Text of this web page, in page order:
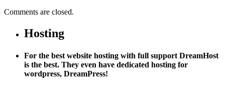
Comments are closed.
Hosting
For the best website hosting with full support DreamHost
is the best. They even have dedicated hosting for
wordpress, DreamPress!